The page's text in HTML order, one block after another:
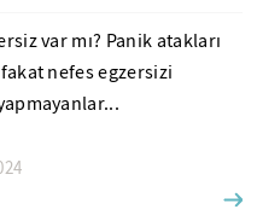
Panik atakları
nefes egzersizi